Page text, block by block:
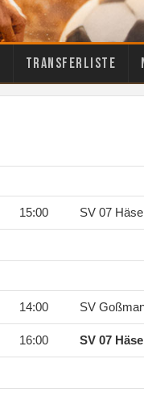
Transferliste
15:00 SV 07
14:00 SV
16:00 SV 07